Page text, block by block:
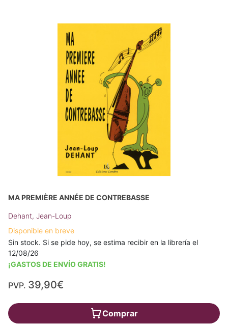
MA PREMIÈRE ANNÉE DE CONTREBASSE
Dehant, Jean-Loup
Disponible en breve
Sin stock. Si se pide hoy, se estima recibir en la librería el
12/08/26
¡GASTOS DE ENVÍO GRATIS!
PVP. 39,90€
Comprar